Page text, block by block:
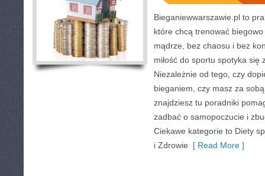
Bieganiewwarszawie.pl to
które chcą trenować
mądrze, bez chaosu i bez
miłość do sportu spotyka się
Niezależnie od tego, czy
bieganiem, czy masz za
znajdziesz tu poradniki
zadbać o samopoczucie i
Ciekawe kategorie to Diety
i Zdrowie [ Read More ]